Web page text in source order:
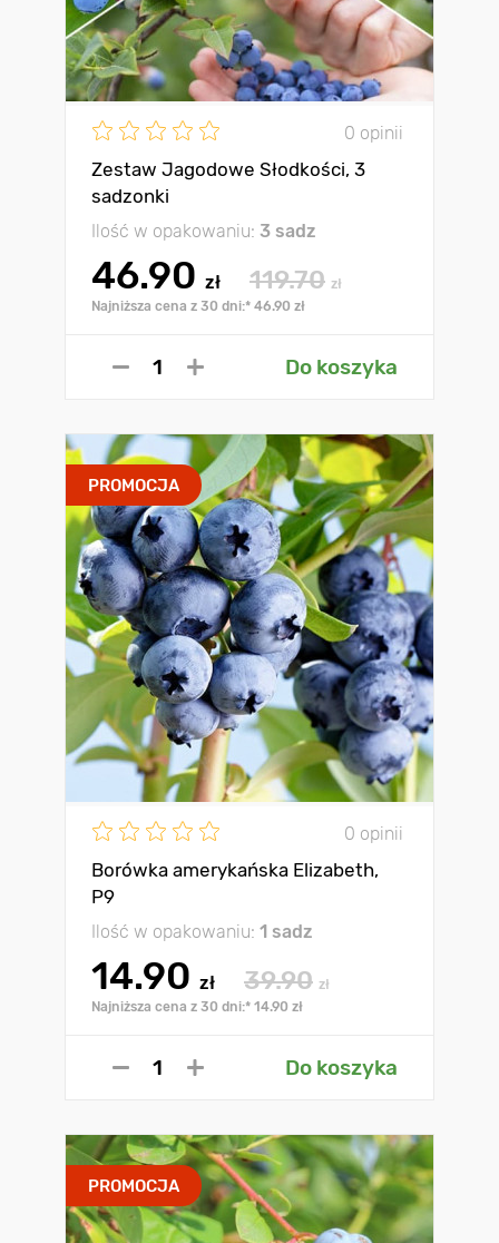
0 opinii
Zestaw Jagodowe Słodkości, 3
sadzonki
Ilość w opakowaniu: 3 sadz
46.90 zł 119.70 zł
Najniższa cena z 30 dni:* 46.90 zł
Do koszyka
PROMOCJA
0 opinii
Borówka amerykańska Elizabeth,
P9
Ilość w opakowaniu: 1 sadz
14.90 zł 39.90 zł
Najniższa cena z 30 dni:* 14.90 zł
Do koszyka
PROMOCJA